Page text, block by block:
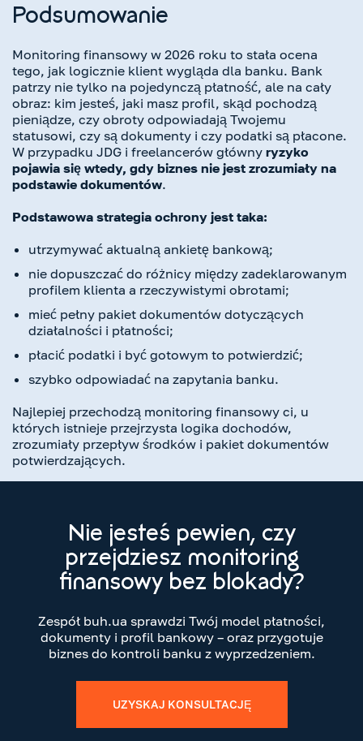
Podsumowanie
Monitoring finansowy w 2026 roku to stała ocena
tego, jak logicznie klient wygląda dla banku. Bank
patrzy nie tylko na pojedynczą płatność, ale na cały
obraz: kim jesteś, jaki masz profil, skąd pochodzą
pieniądze, czy obroty odpowiadają Twojemu
statusowi, czy są dokumenty i czy podatki są płacone.
W przypadku JDG i freelancerów główny ryzyko
pojawia się wtedy, gdy biznes nie jest zrozumiały na
podstawie dokumentów.
Podstawowa strategia ochrony jest taka:
utrzymywać aktualną ankietę bankową;
nie dopuszczać do różnicy między zadeklarowanym
profilem klienta a rzeczywistymi obrotami;
mieć pełny pakiet dokumentów dotyczących
działalności i płatności;
płacić podatki i być gotowym to potwierdzić;
szybko odpowiadać na zapytania banku.
Najlepiej przechodzą monitoring finansowy ci, u
których istnieje przejrzysta logika dochodów,
zrozumiały przepływ środków i pakiet dokumentów
potwierdzających.
Nie jesteś pewien, czy
przejdziesz monitoring
finansowy bez blokady?
Zespół buh.ua sprawdzi Twój model płatności,
dokumenty i profil bankowy – oraz przygotuje
biznes do kontroli banku z wyprzedzeniem.
UZYSKAJ KONSULTACJĘ